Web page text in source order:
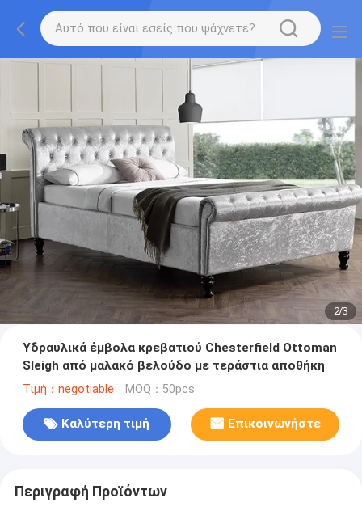
2/3
Υδραυλικά έμβολα κρεβατιού Chesterfield Ottoman
Sleigh από μαλακό βελούδο με τεράστια αποθήκη
Τιμή：negotiable MOQ：50pcs
Καλύτερη τιμή Επικοινωνήστε
Περιγραφή Προϊόντων